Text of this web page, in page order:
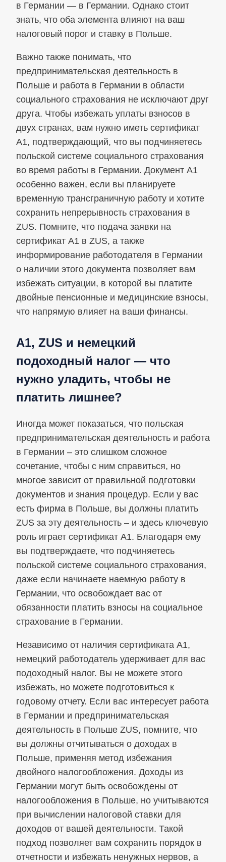
в Германии — в Германии. Однако стоит
знать, что оба элемента влияют на ваш
налоговый порог и ставку в Польше.
Важно также понимать, что
предпринимательская деятельность в
Польше и работа в Германии в области
социального страхования не исключают друг
друга. Чтобы избежать уплаты взносов в
двух странах, вам нужно иметь сертификат
A1, подтверждающий, что вы подчиняетесь
польской системе социального страхования
во время работы в Германии. Документ A1
особенно важен, если вы планируете
временную трансграничную работу и хотите
сохранить непрерывность страхования в
ZUS. Помните, что подача заявки на
сертификат A1 в ZUS, а также
информирование работодателя в Германии
о наличии этого документа позволяет вам
избежать ситуации, в которой вы платите
двойные пенсионные и медицинские взносы,
что напрямую влияет на ваши финансы.
A1, ZUS и немецкий
подоходный налог — что
нужно уладить, чтобы не
платить лишнее?
Иногда может показаться, что польская
предпринимательская деятельность и работа
в Германии – это слишком сложное
сочетание, чтобы с ним справиться, но
многое зависит от правильной подготовки
документов и знания процедур. Если у вас
есть фирма в Польше, вы должны платить
ZUS за эту деятельность – и здесь ключевую
роль играет сертификат A1. Благодаря ему
вы подтверждаете, что подчиняетесь
польской системе социального страхования,
даже если начинаете наемную работу в
Германии, что освобождает вас от
обязанности платить взносы на социальное
страхование в Германии.
Независимо от наличия сертификата A1,
немецкий работодатель удерживает для вас
подоходный налог. Вы не можете этого
избежать, но можете подготовиться к
годовому отчету. Если вас интересует работа
в Германии и предпринимательская
деятельность в Польше ZUS, помните, что
вы должны отчитываться о доходах в
Польше, применяя метод избежания
двойного налогообложения. Доходы из
Германии могут быть освобождены от
налогообложения в Польше, но учитываются
при вычислении налоговой ставки для
доходов от вашей деятельности. Такой
подход позволяет вам сохранить порядок в
отчетности и избежать ненужных нервов, а